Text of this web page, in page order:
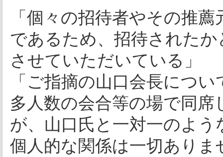
「個々の招待者やその推
であるため、招待された
させていただいている」
「ご指摘の山口会長につ
多人数の会合等の場で同
が、山口氏と一対一のよ
個人的な関係は一切あり